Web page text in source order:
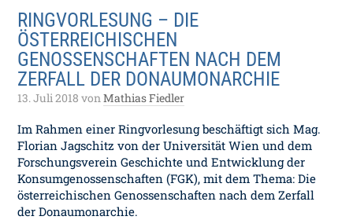
RINGVORLESUNG – DIE
ÖSTERREICHISCHEN
GENOSSENSCHAFTEN NACH DEM
ZERFALL DER DONAUMONARCHIE
13. Juli 2018 vonMathias Fiedler
Im Rahmen einer Ringvorlesung beschäftigt sich Mag.
Florian Jagschitz von der Universität Wien und dem
Forschungsverein Geschichte und Entwicklung der
Konsumgenossenschaften (FGK), mit dem Thema: Die
österreichischen Genossenschaften nach dem Zerfall
der Donaumonarchie.